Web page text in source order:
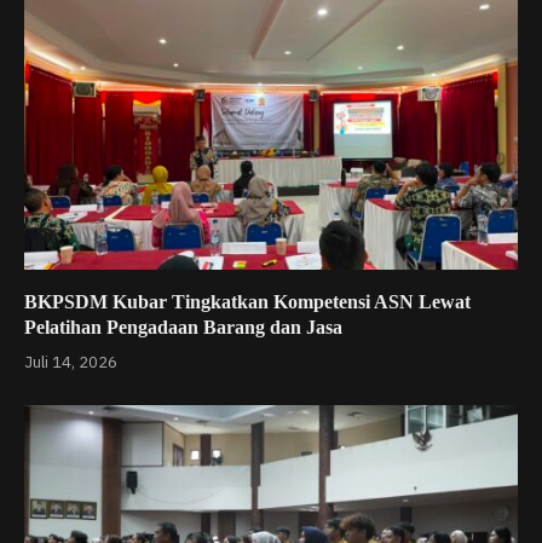
BKPSDM Kubar Tingkatkan Kompetensi ASN Lewat
Pelatihan Pengadaan Barang dan Jasa
Juli 14, 2026